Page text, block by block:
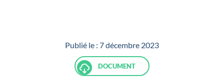
Publié le : 7 décembre 2023
DOCUMENT